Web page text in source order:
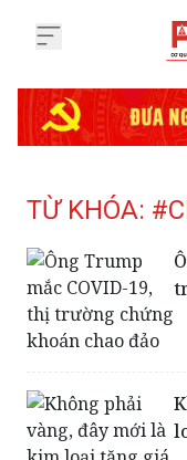
TỪ KHÓA: